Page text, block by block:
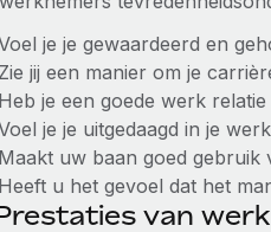
je je gewaardeerd en
Zie jij een manier om je
Heb je een goede werk relatie
je je uitgedaagd in je
Maakt uw baan goed gebruik
Heeft u het gevoel dat het
van